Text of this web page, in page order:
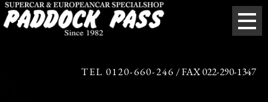
TEL 0120-660-246 / FAX 022-290-1347